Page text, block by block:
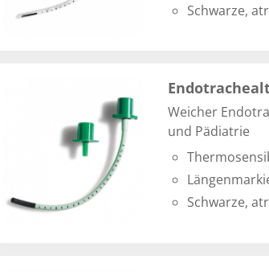
Schwarze,
Weicher
und Pädiatrie
Schwarze,